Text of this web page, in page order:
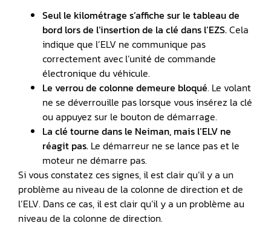
Seul le kilométrage s’affiche sur le tableau de
bord lors de l’insertion de la clé dans l’EZS.Cela
indique que l’ELV ne communique pas
correctement avec l’unité de commande
électronique du véhicule.
Le verrou de colonne demeure bloqué. Le volant
ne se déverrouille pas lorsque vous insérez la clé
ou appuyez sur le bouton de démarrage.
La clé tourne dans le Neiman, mais l’ELV ne
réagit pas. Le démarreur ne se lance pas et le
moteur ne démarre pas.
Si vous constatez ces signes, il est clair qu’il y a un
problème au niveau de la colonne de direction et de
l’ELV. Dans ce cas, il est clair qu’il y a un problème au
niveau de la colonne de direction.